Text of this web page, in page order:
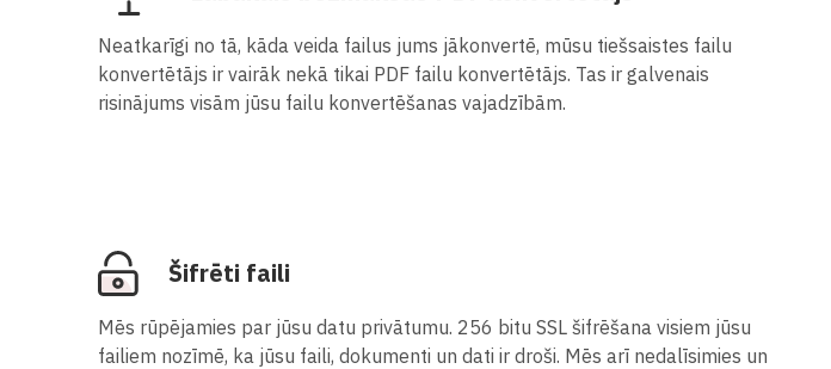
Neatkarīgi no tā, kāda veida failus jums jākonvertē, mūsu tiešsaistes failu
konvertētājs ir vairāk nekā tikai PDF failu konvertētājs. Tas ir galvenais
risinājums visām jūsu failu konvertēšanas vajadzībām.
Šifrēti faili
Mēs rūpējamies par jūsu datu privātumu. 256 bitu SSL šifrēšana visiem jūsu
failiem nozīmē, ka jūsu faili, dokumenti un dati ir droši. Mēs arī nedalīsimies un